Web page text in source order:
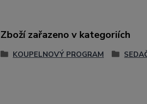
Zboží zařazeno v kategoriích
KOUPELNOVÝ PROGRAM